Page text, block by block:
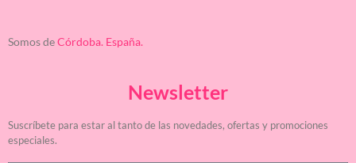
Somos deCórdoba. España.
Newsletter
Suscríbete para estar al tanto de las novedades, ofertas y promociones
especiales.